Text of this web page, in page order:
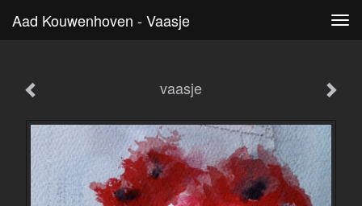
Aad Kouwenhoven - Vaasje
vaasje